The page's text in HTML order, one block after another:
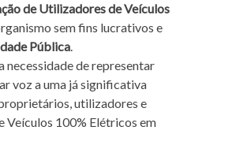
de Utilizadores de Veículos
sem fins lucrativos e
Pública.
necessidade de representar
voz a uma já significativa
utilizadores e
Veículos 100% Elétricos em